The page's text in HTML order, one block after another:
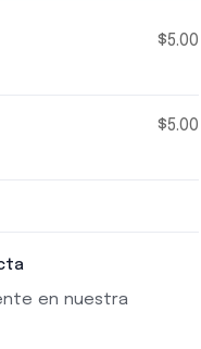
$5.00
$5.00
en nuestra